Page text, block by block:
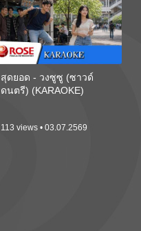
สุดยอด - วงซูซู (ซาวด์
ดนตรี) (KARAOKE)
113 views • 03.07.2569